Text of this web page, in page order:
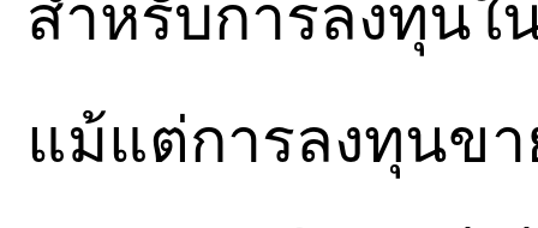
สำหรับการลงทุนใ
แม้แต่การลงทุนข